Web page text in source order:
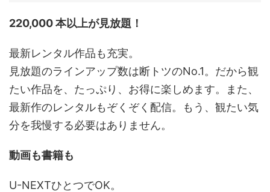
220,000 本以上が見放題！
最新レンタル作品も充実。
見放題のラインアップ数は断トツのNo.1。だから観
たい作品を、たっぷり、お得に楽しめます。また、
最新作のレンタルもぞくぞく配信。もう、観たい気
分を我慢する必要はありません。
動画も書籍も
U-NEXTひとつでOK。